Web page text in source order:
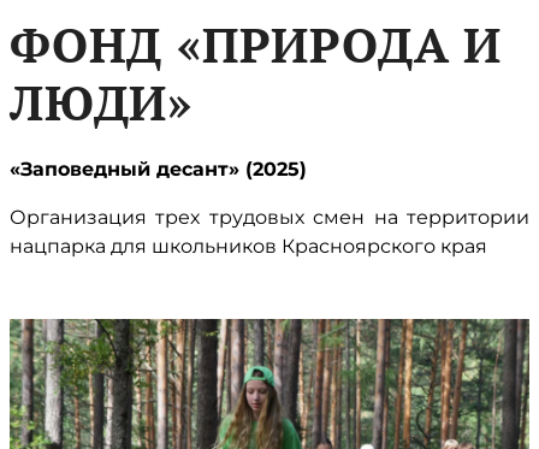
ФОНД «ПРИРОДА И
ЛЮДИ»
«Заповедный десант» (2025)
Организация трех трудовых смен на территории
нацпарка для школьников Красноярского края